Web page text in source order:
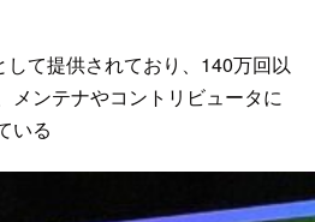
て提供されており、140万回以
メンテナやコントリビュータに
いる